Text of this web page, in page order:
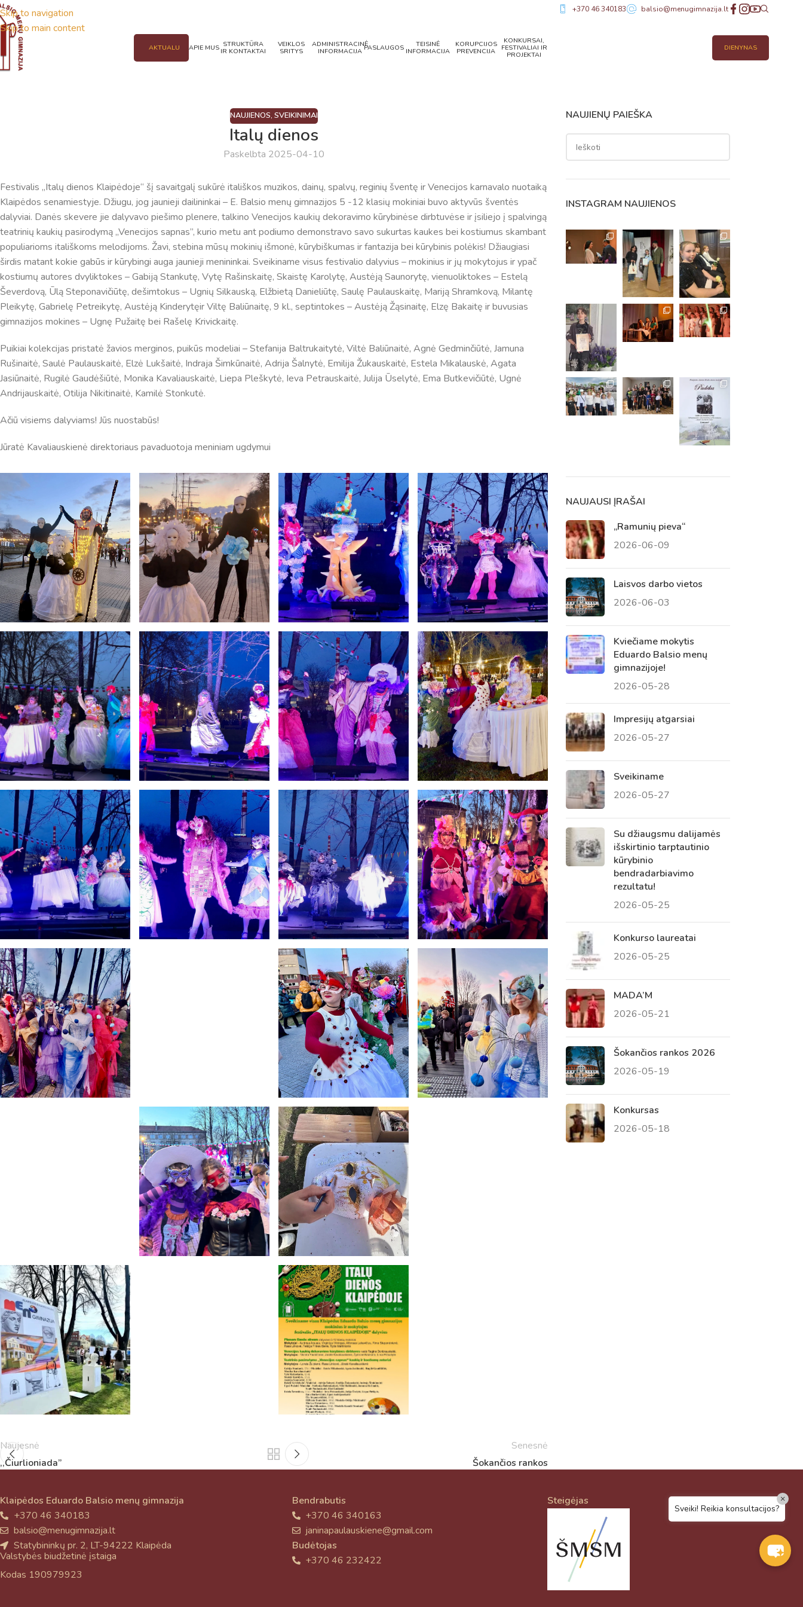
Skip to navigation
Skip to main content
+370 46 340183 balsio@menugimnazija.lt
AKTUALU
Pamokų laikas
Pamoka Pradžia Pabaiga
1
8:00
8:45
2
8:55
9:40
3
9:50
10:35
4
10:50
11:35
5
11:55
12:40
6
13:00
13:45
14:00
14:45
8
14:55
15:40
9
15:50
16:35
10
16:45
17:30
11
17:40
18:25
12
18:35 19:20
Pradinių klasių pamokų tvarkaraštis 2025-2026 m. m.
Atostogos
2025 - 2026 mokslo metų atostogos
Netradicinio ugdymo dienos, atvirų durų dienos, tėvų susirinkimai
2025 - 2026 mokslo metų netradicinio ugdymo dienos, atvirų durų dienos, tėvų
susirinkimai
Veiklos ir renginių planas
2025 - 2026 mokslo metų veiklos ir enginių planas
APIE MUS STRUKTŪRA
IR KONTAKTAI
VEIKLOS
SRITYS
ADMINISTRACINĖ
INFORMACIJA PASLAUGOS
TEISINĖ
INFORMACIJA
KORUPCIJOS
PREVENCIJA
KONKURSAI,
FESTIVALIAI IR
PROJEKTAI
DIENYNAS
NAUJIENOS, SVEIKINIMAI
Italų dienos
Paskelbta 2025-04-10
Festivalis „Italų dienos Klaipėdoje“ šį savaitgalį sukūrė itališkos muzikos, dainų, spalvų, reginių šventę ir Venecijos karnavalo nuotaiką
Klaipėdos senamiestyje. Džiugu, jog jaunieji dailininkai – E. Balsio menų gimnazijos 5 -12 klasių mokiniai buvo aktyvūs šventės
dalyviai. Danės skevere jie dalyvavo piešimo plenere, talkino Venecijos kaukių dekoravimo kūrybinėse dirbtuvėse ir įsiliejo į spalvingą
teatrinių kaukių pasirodymą ,,Venecijos sapnas”, kurio metu ant podiumo demonstravo savo sukurtas kaukes bei kostiumus skambant
populiarioms itališkoms melodijoms. Žavi, stebina mūsų mokinių išmonė, kūrybiškumas ir fantazija bei kūrybinis polėkis! Džiaugiasi
širdis matant kokie gabūs ir kūrybingi auga jaunieji menininkai. Sveikiname visus festivalio dalyvius – mokinius ir jų mokytojus ir ypač
kostiumų autores dvyliktokes – Gabiją Stankutę, Vytę Rašinskaitę, Skaistę Karolytę, Austėją Saunorytę, vienuoliktokes – Estelą
Ševerdovą, Ūlą Steponavičiūtę, dešimtokus – Ugnių Silkauską, Elžbietą Danieliūtę, Saulę Paulauskaitę, Mariją Shramkovą, Milantę
Pleikytę, Gabrielę Petreikytę, Austėją Kinderytęir Viltę Baliūnaitę, 9 kl., septintokes – Austėją Žąsinaitę, Elzę Bakaitę ir buvusias
gimnazijos mokines – Ugnę Pužaitę bei Rašelę Krivickaitę.
Puikiai kolekcijas pristatė žavios merginos, puikūs modeliai – Stefanija Baltrukaitytė, Viltė Baliūnaitė, Agnė Gedminčiūtė, Jamuna
Rušinaitė, Saulė Paulauskaitė, Elzė Lukšaitė, Indraja Šimkūnaitė, Adrija Šalnytė, Emilija Žukauskaitė, Estela Mikalauskė, Agata
Jasiūnaitė, Rugilė Gaudėšiūtė, Monika Kavaliauskaitė, Liepa Pleškytė, Ieva Petrauskaitė, Julija Ūselytė, Ema Butkevičiūtė, Ugnė
Andrijauskaitė, Otilija Nikitinaitė, Kamilė Stonkutė.
Ačiū visiems dalyviams! Jūs nuostabūs!
Jūratė Kavaliauskienė direktoriaus pavaduotoja meniniam ugdymui
Naujesnė
,,Čiurlioniada”
Senesnė
Šokančios rankos
NAUJIENŲ PAIEŠKA
INSTAGRAM NAUJIENOS
NAUJAUSI ĮRAŠAI
„Ramunių pieva“
2026-06-09
Laisvos darbo vietos
2026-06-03
Kviečiame mokytis
Eduardo Balsio menų
gimnazijoje!
2026-05-28
Impresijų atgarsiai
2026-05-27
Sveikiname
2026-05-27
Su džiaugsmu dalijamės
išskirtinio tarptautinio
kūrybinio
bendradarbiavimo
rezultatu!
2026-05-25
Konkurso laureatai
2026-05-25
MADA’M
2026-05-21
Šokančios rankos 2026
2026-05-19
Konkursas
2026-05-18
Klaipėdos Eduardo Balsio menų gimnazija
+370 46 340183
balsio@menugimnazija.lt
Statybininkų pr. 2, LT-94222 Klaipėda
Valstybės biudžetinė įstaiga
Kodas 190979923
Bendrabutis
+370 46 340163
janinapaulauskiene@gmail.com
Budėtojas
+370 46 232422
Steigėjas
Sveiki! Reikia konsultacijos?
×